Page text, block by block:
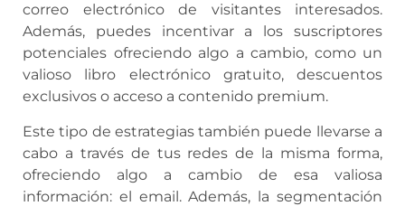
correo electrónico de visitantes interesados.
Además, puedes incentivar a los suscriptores
potenciales ofreciendo algo a cambio, como un
valioso libro electrónico gratuito, descuentos
exclusivos o acceso a contenido premium.
Este tipo de estrategias también puede llevarse a
cabo a través de tus redes de la misma forma,
ofreciendo algo a cambio de esa valiosa
información: el email. Además, la segmentación